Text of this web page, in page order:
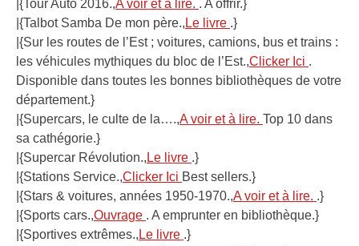
|{Tour Auto 2016.,A voir et à lire. . A offrir.}
|{Talbot Samba De mon père., Le livre .}
|{Sur les routes de l’Est ; voitures, camions, bus et trains :
les véhicules mythiques du bloc de l’Est.,Clicker Ici .
Disponible dans toutes les bonnes bibliothèques de votre
département.}
|{Supercars, le culte de la….,A voir et à lire. Top 10 dans
sa cathégorie.}
|{Supercar Révolution., Le livre .}
|{Stations Service.,Clicker Ici Best sellers.}
|{Stars & voitures, années 1950-1970.,A voir et à lire. .}
|{Sports cars.,Ouvrage . A emprunter en bibliothèque.}
|{Sportives extrêmes., Le livre .}